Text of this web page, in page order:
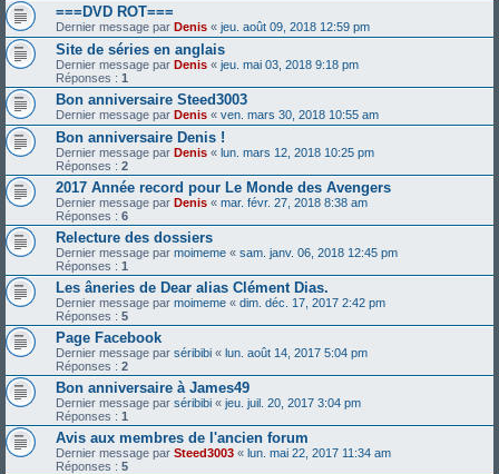
===DVD ROT===
Dernier message par Denis « jeu. août 09, 2018 12:59 pm
Site de séries en anglais
Dernier message par Denis « jeu. mai 03, 2018 9:18 pm
Réponses : 1
Bon anniversaire Steed3003
Dernier message par Denis « ven. mars 30, 2018 10:55 am
Bon anniversaire Denis !
Dernier message par Denis « lun. mars 12, 2018 10:25 pm
Réponses : 2
2017 Année record pour Le Monde des Avengers
Dernier message par Denis « mar. févr. 27, 2018 8:38 am
Réponses : 6
Relecture des dossiers
Dernier message par moimeme « sam. janv. 06, 2018 12:45 pm
Réponses : 1
Les âneries de Dear alias Clément Dias.
Dernier message par moimeme « dim. déc. 17, 2017 2:42 pm
Réponses : 5
Page Facebook
Dernier message par séribibi « lun. août 14, 2017 5:04 pm
Réponses : 2
Bon anniversaire à James49
Dernier message par séribibi « jeu. juil. 20, 2017 3:04 pm
Réponses : 1
Avis aux membres de l'ancien forum
Dernier message par Steed3003 « lun. mai 22, 2017 11:34 am
Réponses : 5